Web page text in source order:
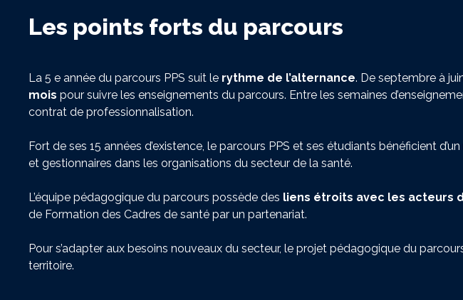
Les points forts du parcours
La 5 e année du parcours PPS suit le rythme de l’alternance. De septembre à
mois pour suivre les enseignements du parcours. Entre les semaines
contrat de professionnalisation.
Fort de ses 15 années d’existence, le parcours PPS et ses étudiants bénéficient d’un
et gestionnaires dans les organisations du secteur de la santé.
L’équipe pédagogique du parcours possède des liens étroits avec les acteurs
de Formation des Cadres de santé par un partenariat.
Pour s’adapter aux besoins nouveaux du secteur, le projet pédagogique du
territoire.